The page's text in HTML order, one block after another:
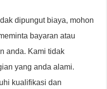
dipungut biaya, mohon
bayaran atau
anda. Kami tidak
yang anda alami.
kualifikasi dan